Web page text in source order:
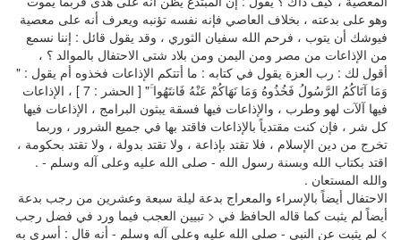
وهو على بدعته ، بخلاف العاصي فإنه نفسه تؤنبه ويعرف أنه على معصية
فيوشك أن يتوب ، فرحم الله سفيان الثوري ، وقد يقول قائل : إننا نسمع
من الإذاعات من مصر ومن اليمن ومن بلاد شتى الاحتفال بالموالد ؟ ،
أقول لك : رب العزة يقول في كتابه : ما أتتكم الإذاعات فخذوه أم يقول : "
وَمَا آتَاكُمُ الرَّسُولُ فَخُذُوهُ وَمَا نَهَاكُمْ عَنْهُ فَانتَهُوا ۚ" [ الحشر : 7 ] ، الإذاعات
فيها آلآت لهو وطرب ، والإذاعات فيها فسقة يبثون البرامج ، الإذاعات فيها
كل شر ، فإن كنت مقتدياً بالإذاعات فاقتد بها في جميع الشرور ، وربما
تخرج من دين الإسلام ، فلا تقتد بإذاعة ، ولا تقتد بدولة ، ولا تقتد بحكومة ،
اقتد بكتاب الله وبسنة رسول الله - صلى الله عليه وعلى آله وسلم - .
والله المستعان .
الاحتفال أيضاً بالإسراء والمعراج بدعة ليلة سبعة وعشرين من رجب بدعة
أيضاً لم يثبت كما قاله الحافظ في < تبيين العجب فيما ورد في فضل رجب
> لم يثبت عن النبي - صلى الله عليه وعلى آله وسلم - أنه قال : أسري به